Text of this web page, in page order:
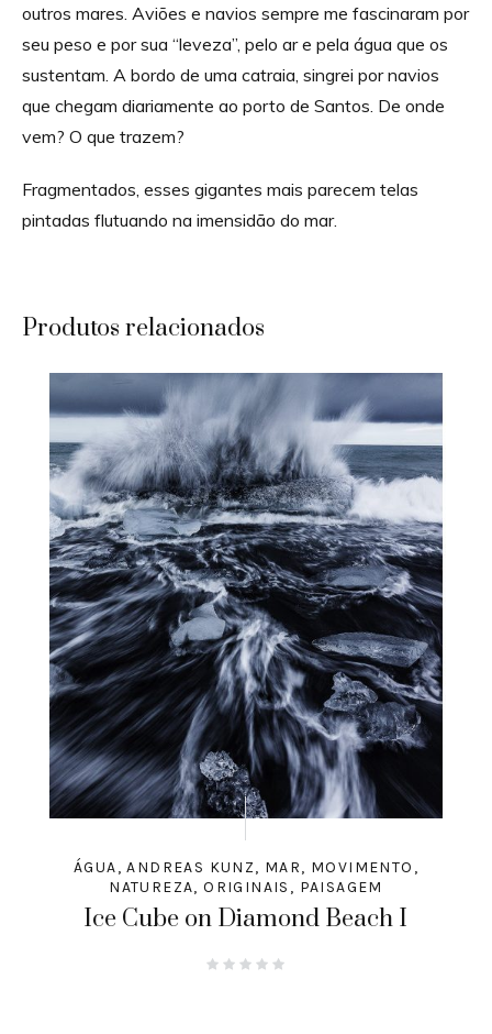
outros mares. Aviões e navios sempre me fascinaram por
seu peso e por sua “leveza”, pelo ar e pela água que os
sustentam. A bordo de uma catraia, singrei por navios
que chegam diariamente ao porto de Santos. De onde
vem? O que trazem?
Fragmentados, esses gigantes mais parecem telas
pintadas flutuando na imensidão do mar.
Produtos relacionados
ÁGUA,ANDREAS KUNZ, MAR, MOVIMENTO ,
NATUREZA,ORIGINAIS , PAISAGEM
Ice Cube on Diamond Beach I